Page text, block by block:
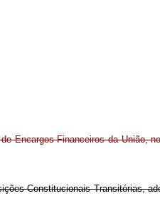
Encargos Financeiros da União,
Constitucionais Transitórias,